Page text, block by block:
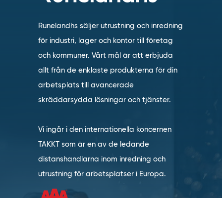
Runelandhs säljer utrustning och inredning
för industri, lager och kontor till företag
och kommuner. Vårt mål är att erbjuda
allt från de enklaste produkterna för din
arbetsplats till avancerade
skräddarsydda lösningar och tjänster.
Vi ingår i den internationella koncernen
TAKKT som är en av de ledande
distanshandlarna inom inredning och
utrustning för arbetsplatser i Europa.